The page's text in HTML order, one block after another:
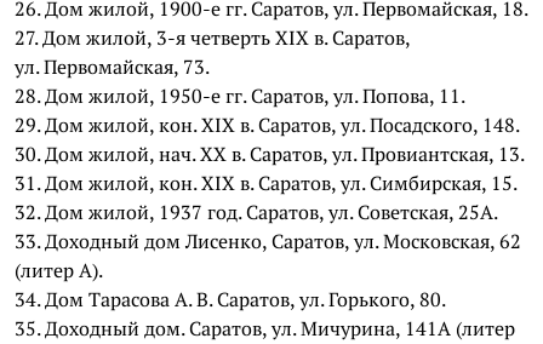
26. Дом жилой, 1900-е гг. Саратов, ул. Первомайская, 18.
27. Дом жилой, 3-я четверть XIX в. Саратов,
ул. Первомайская, 73.
28. Дом жилой, 1950-е гг. Саратов, ул. Попова, 11.
29. Дом жилой, кон. XIX в. Саратов, ул. Посадского, 148.
30. Дом жилой, нач. ХХ в. Саратов, ул. Провиантская, 13.
31. Дом жилой, кон. XIX в. Саратов, ул. Симбирская, 15.
32. Дом жилой, 1937 год. Саратов, ул. Советская, 25А.
33. Доходный дом Лисенко, Саратов, ул. Московская, 62
(литер А).
34. Дом Тарасова А. В. Саратов, ул. Горького, 80.
35. Доходный дом. Саратов, ул. Мичурина, 141А (литер